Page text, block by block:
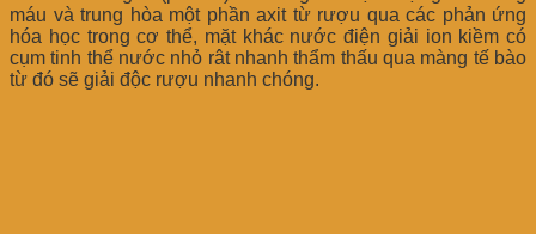
máu và trung hòa một phần axit từ rượu qua các phản ứng
hóa học trong cơ thể, mặt khác nước điện giải ion kiềm có
cụm tinh thể nước nhỏ rât nhanh thẩm thấu qua màng tế bào
từ đó sẽ giải độc rượu nhanh chóng.